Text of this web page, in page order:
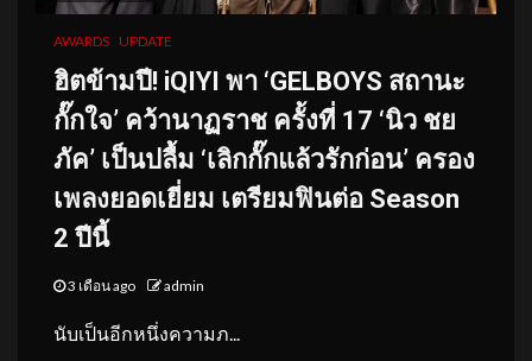
AWARDS UPDATE
ฮิตข้ามปี! iQIYI พา ‘GELBOYS สถานะ
กั๊กใจ’ คว้านาฏราช ครั้งที่ 17 ‘นิว ชย
ภัค’ เป็นปลื้ม ‘เลิกกั๊กแล้วรักก่อน’ ครอง
เพลงยอดเยี่ยม เตรียมฟินต่อ Season
2 ปีนี้
3 เดือน ago admin
นับเป็นอีกหนึ่งความภ...